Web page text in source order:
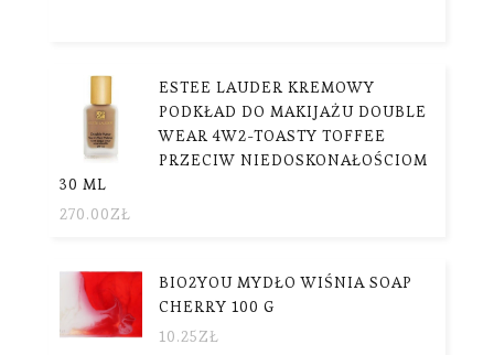
ESTEE LAUDER KREMOWY
PODKŁAD DO MAKIJAŻU DOUBLE
WEAR 4W2-TOASTY TOFFEE
PRZECIW NIEDOSKONAŁOŚCIOM
30 ML
270.00ZŁ
BIO2YOU MYDŁO WIŚNIA SOAP
CHERRY 100 G
10.25ZŁ